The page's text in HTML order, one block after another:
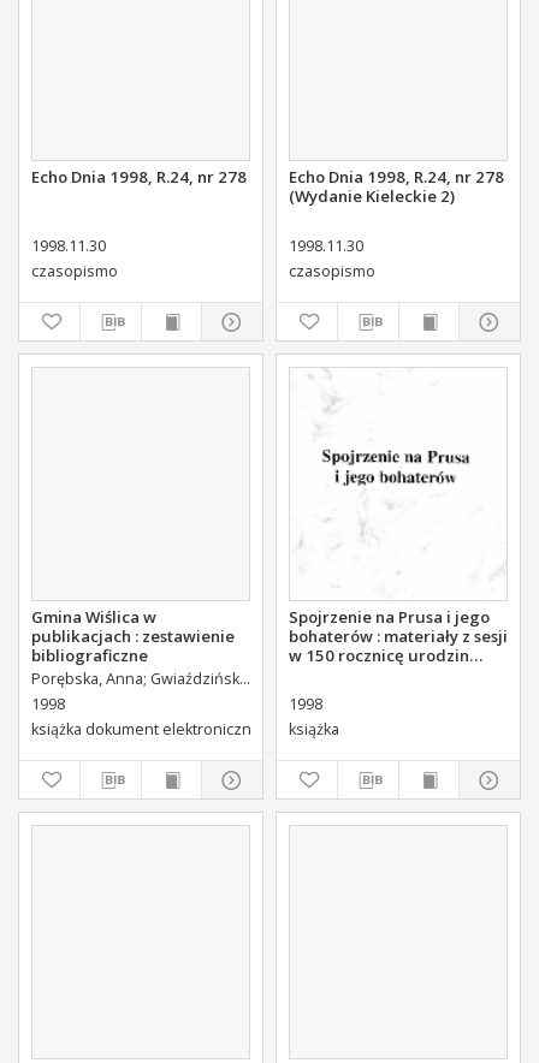
Echo Dnia 1998, R.24, nr 278
1998.11.30
czasopismo
Echo Dnia 1998, R.24, nr 278
(Wydanie Kieleckie 2)
1998.11.30
czasopismo
Gmina Wiślica w
publikacjach : zestawienie
bibliograficzne
Porębska, Anna Gwiaździńska, Ewa
1998
książka dokument elektroniczny
Spojrzenie na Prusa i jego
bohaterów : materiały z sesji
w 150 rocznicę urodzin
1998
książka